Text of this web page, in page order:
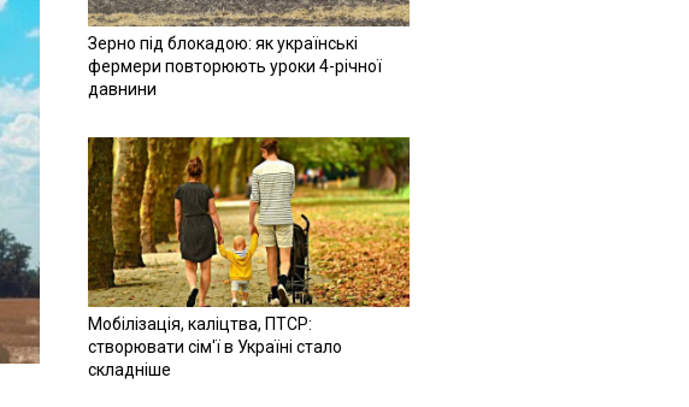
Зерно під блокадою: як українські
фермери повторюють уроки 4-річної
давнини
Мобілізація, каліцтва, ПТСР:
створювати сім'ї в Україні стало
складніше